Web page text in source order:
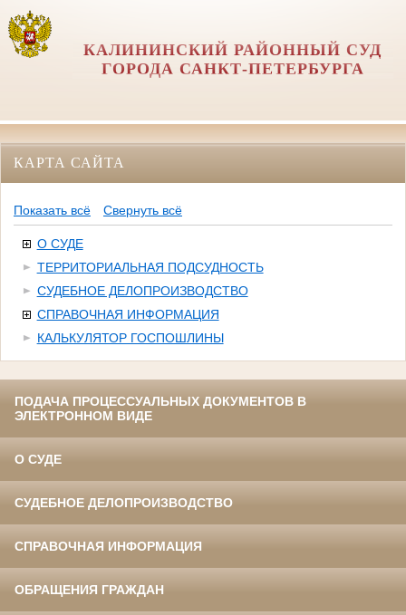
КАЛИНИНСКИЙ РАЙОННЫЙ СУД
ГОРОДА САНКТ-ПЕТЕРБУРГА
КАРТА САЙТА
Показать всё Свернуть всё
О СУДЕ
ТЕРРИТОРИАЛЬНАЯ ПОДСУДНОСТЬ
СУДЕБНОЕ ДЕЛОПРОИЗВОДСТВО
СПРАВОЧНАЯ ИНФОРМАЦИЯ
КАЛЬКУЛЯТОР ГОСПОШЛИНЫ
ПОДАЧА ПРОЦЕССУАЛЬНЫХ ДОКУМЕНТОВ В
ЭЛЕКТРОННОМ ВИДЕ
О СУДЕ
СУДЕБНОЕ ДЕЛОПРОИЗВОДСТВО
СПРАВОЧНАЯ ИНФОРМАЦИЯ
ОБРАЩЕНИЯ ГРАЖДАН